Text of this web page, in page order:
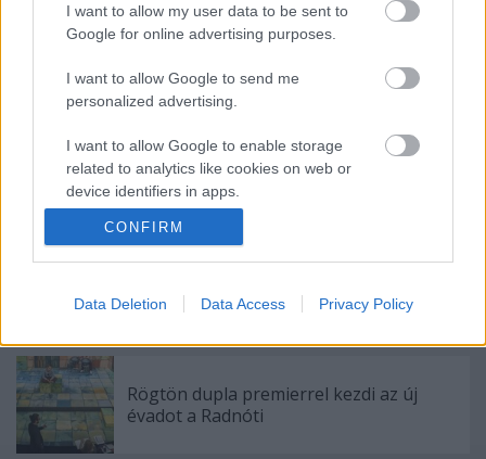
I want to allow my user data to be sent to
Google for online advertising purposes.
I want to allow Google to send me
personalized advertising.
I want to allow Google to enable storage
related to analytics like cookies on web or
device identifiers in apps.
I want to allow Google to enable storage
related to functionality of the website or app.
I want to allow Google to enable storage
I want to allow Google to enable storage
related to security, including authentication
functionality and fraud prevention, and other
user protection.
CONFIRM
Data Deletion Data Access Privacy Policy
Ajánlott bejegyzések:
Indul az e-Trafó online programsorozat
Meghalt Böröndi Tamás
Rögtön dupla premierrel kezdi az új
évadot a Radnóti